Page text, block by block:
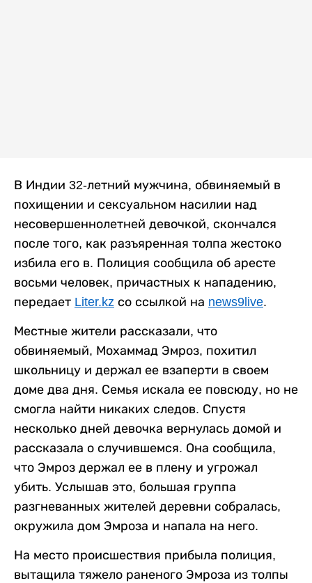
В Индии 32-летний мужчина, обвиняемый в
похищении и сексуальном насилии над
несовершеннолетней девочкой, скончался
после того, как разъяренная толпа жестоко
избила его в. Полиция сообщила об аресте
восьми человек, причастных к нападению,
передает Liter.kz со ссылкой на news9live.
Местные жители рассказали, что
обвиняемый, Мохаммад Эмроз, похитил
школьницу и держал ее взаперти в своем
доме два дня. Семья искала ее повсюду, но не
смогла найти никаких следов. Спустя
несколько дней девочка вернулась домой и
рассказала о случившемся. Она сообщила,
что Эмроз держал ее в плену и угрожал
убить. Услышав это, большая группа
разгневанных жителей деревни собралась,
окружила дом Эмроза и напала на него.
На место происшествия прибыла полиция,
вытащила тяжело раненого Эмроза из толпы